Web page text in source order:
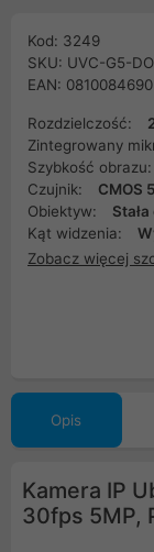
Kod: 3249
SKU: UVC-G5-
EAN:
Rozdzielczość:
Zintegrowany
Szybkość obrazu:
Czujnik:
CMOS
Obiektyw:
Kąt widzenia:
Zobacz więcej
Opis
Kamera IP
30fps 5MP,